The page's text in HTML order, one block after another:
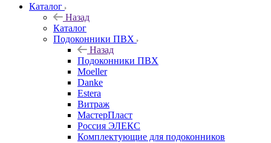
Каталог
Назад
Каталог
Подоконники ПВХ
Назад
Подоконники ПВХ
Moeller
Danke
Estera
Витраж
МастерПласт
Россия ЭЛЕКС
Комплектующие для подоконников